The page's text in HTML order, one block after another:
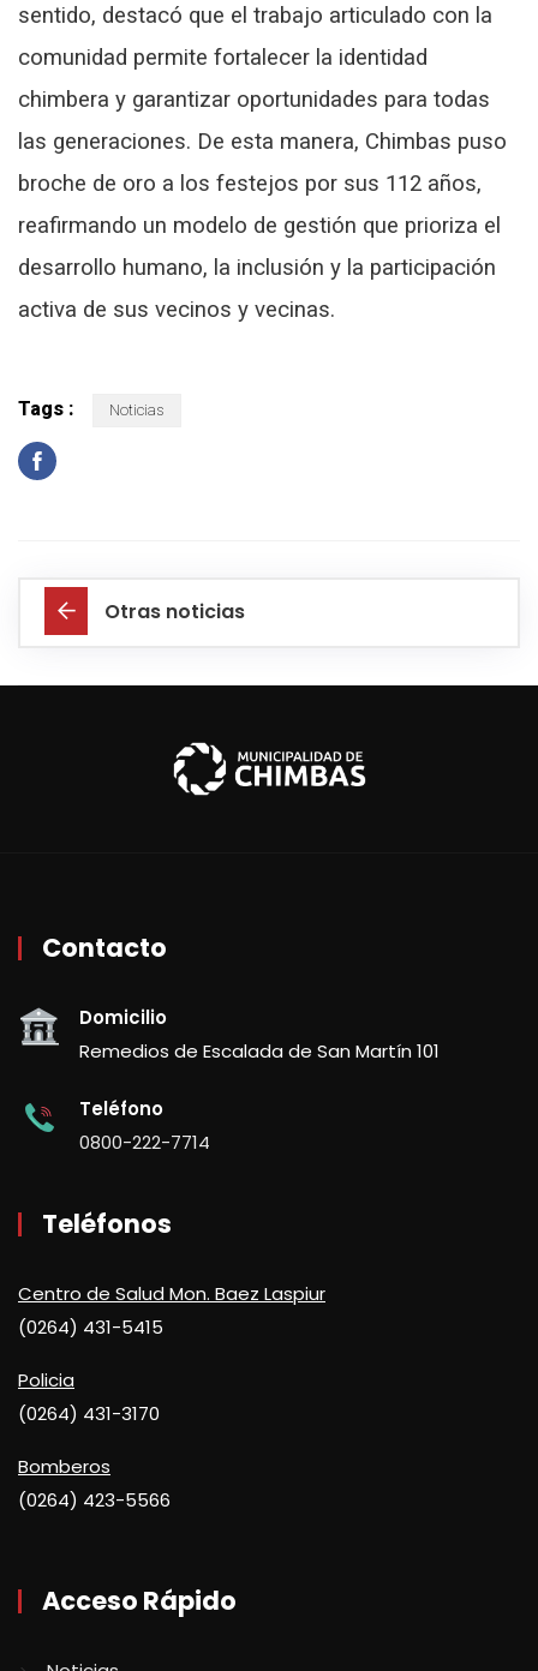
sentido, destacó que el trabajo articulado con la
comunidad permite fortalecer la identidad
chimbera y garantizar oportunidades para todas
las generaciones. De esta manera, Chimbas puso
broche de oro a los festejos por sus 112 años,
reafirmando un modelo de gestión que prioriza el
desarrollo humano, la inclusión y la participación
activa de sus vecinos y vecinas.
Tags : Noticias
Otras noticias
Contacto
Domicilio
Remedios de Escalada de San Martín 101
Teléfono
0800-222-7714
Teléfonos
Centro de Salud Mon. Baez Laspiur
(0264) 431-5415
Policia
(0264) 431-3170
Bomberos
(0264) 423-5566
Acceso Rápido